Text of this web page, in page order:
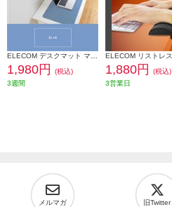
1,980円
(税込)
3週間
1,880円
(税込)
3営業日
メルマガ 旧Twitter